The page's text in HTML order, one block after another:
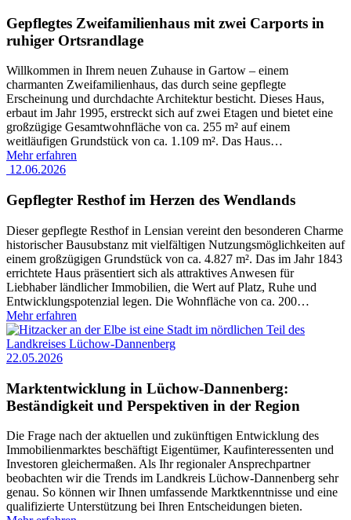
Gepflegtes Zweifamilienhaus mit zwei Carports in
ruhiger Ortsrandlage
Willkommen in Ihrem neuen Zuhause in Gartow – einem
charmanten Zweifamilienhaus, das durch seine gepflegte
Erscheinung und durchdachte Architektur besticht. Dieses Haus,
erbaut im Jahr 1995, erstreckt sich auf zwei Etagen und bietet eine
großzügige Gesamtwohnfläche von ca. 255 m² auf einem
weitläufigen Grundstück von ca. 1.109 m². Das Haus…
Mehr erfahren
12.06.2026
Gepflegter Resthof im Herzen des Wendlands
Dieser gepflegte Resthof in Lensian vereint den besonderen Charme
historischer Bausubstanz mit vielfältigen Nutzungsmöglichkeiten auf
einem großzügigen Grundstück von ca. 4.827 m². Das im Jahr 1843
errichtete Haus präsentiert sich als attraktives Anwesen für
Liebhaber ländlicher Immobilien, die Wert auf Platz, Ruhe und
Entwicklungspotenzial legen. Die Wohnfläche von ca. 200…
Mehr erfahren
22.05.2026
Marktentwicklung in Lüchow-Dannenberg:
Beständigkeit und Perspektiven in der Region
Die Frage nach der aktuellen und zukünftigen Entwicklung des
Immobilienmarktes beschäftigt Eigentümer, Kaufinteressenten und
Investoren gleichermaßen. Als Ihr regionaler Ansprechpartner
beobachten wir die Trends im Landkreis Lüchow-Dannenberg sehr
genau. So können wir Ihnen umfassende Marktkenntnisse und eine
qualifizierte Unterstützung bei Ihren Entscheidungen bieten.